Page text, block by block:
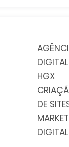
DIGITAL
HGX
DE
DIGITAL